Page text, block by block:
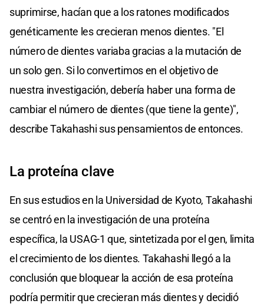
suprimirse, hacían que a los ratones modificados
genéticamente les crecieran menos dientes. "El
número de dientes variaba gracias a la mutación de
un solo gen. Si lo convertimos en el objetivo de
nuestra investigación, debería haber una forma de
cambiar el número de dientes (que tiene la gente)",
describe Takahashi sus pensamientos de entonces.
La proteína clave
En sus estudios en la Universidad de Kyoto, Takahashi
se centró en la investigación de una proteína
específica, la USAG-1 que, sintetizada por el gen, limita
el crecimiento de los dientes. Takahashi llegó a la
conclusión que bloquear la acción de esa proteína
podría permitir que crecieran más dientes y decidió